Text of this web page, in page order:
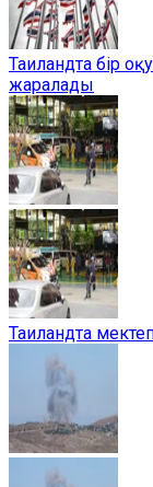
Таиландта бір
жаралады
Таиландта